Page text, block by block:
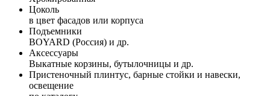
Цоколь
в цвет фасадов или корпуса
Подъемники
BOYARD (Россия) и др.
Аксессуары
Выкатные корзины, бутылочницы и др.
Пристеночный плинтус, барные стойки и навески,
освещение